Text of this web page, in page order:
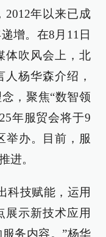
2012年以来已成
增。在8月11日
体吹风会上，北
杨华森介绍，
，聚焦“数智领
年服贸会将于9
举办。目前，服
进。
科技赋能，运用
展示新技术应用
务内容。”杨华